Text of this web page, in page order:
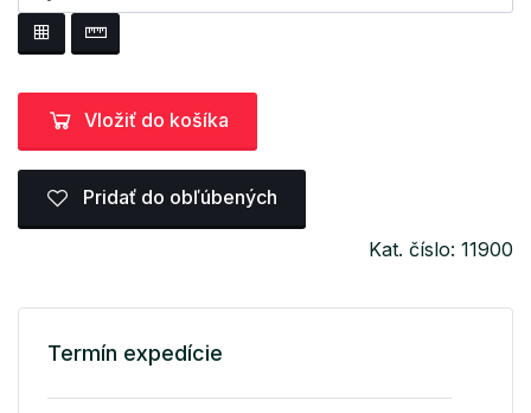
Vložiť do košíka
Pridať do obľúbených
Kat. číslo: 11900
Termín expedície